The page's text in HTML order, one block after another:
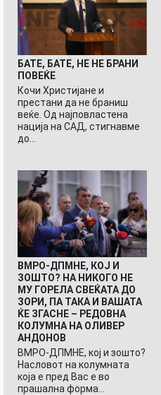
БАТЕ, БАТЕ, НЕ НЕ БРАНИ
ПОВЕЌЕ
Кочи Христијане и
престани да не браниш
веќе. Од најповластена
нација на САД, стигнавме
до…
ВМРО-ДПМНЕ, КОЈ И
ЗОШТО? НА НИКОГО НЕ
МУ ГОРЕЛА СВЕЌАТА ДО
ЗОРИ, ПА ТАКА И ВАШАТА
ЌЕ ЗГАСНЕ – РЕДОВНА
КОЛУМНА НА ОЛИВЕР
АНДОНОВ
ВМРО-ДПМНЕ, кој и зошто?
Насловот на колумната
која е пред Вас е во
прашална форма…